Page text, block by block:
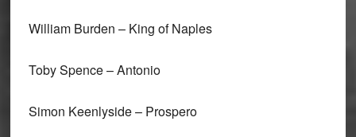
William Burden – King of Naples
Toby Spence – Antonio
Simon Keenlyside – Prospero